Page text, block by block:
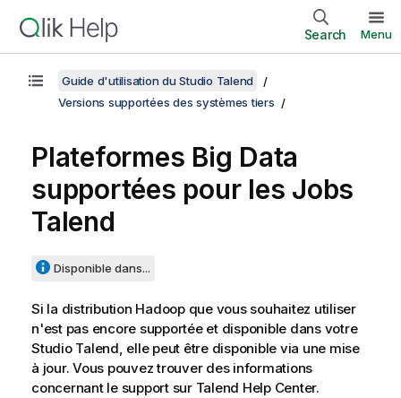
Search Menu
Guide d'utilisation du Studio Talend
Versions supportées des systèmes tiers
Plateformes Big Data
supportées pour les Jobs
Talend
Disponible dans...
Si la distribution Hadoop que vous souhaitez utiliser
n'est pas encore supportée et disponible dans votre
Studio Talend, elle peut être disponible via une mise
à jour. Vous pouvez trouver des informations
concernant le support sur Talend Help Center.